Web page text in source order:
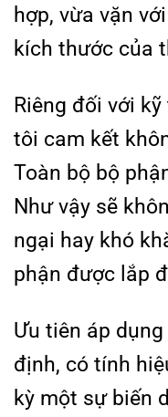
hợp, vừa vặn
kích thước của
Riêng đối với
tôi cam kết
Toàn bộ bộ
Như vậy sẽ
ngại hay khó
phận được lắp
Ưu tiên áp
định, có tính
kỳ một sự biến